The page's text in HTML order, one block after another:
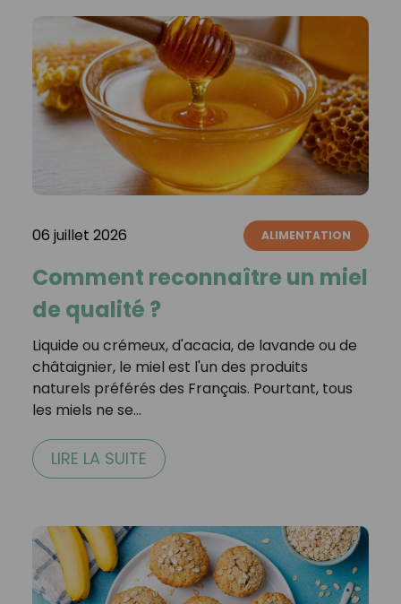
06 juillet 2026 ALIMENTATION
Comment reconnaître un miel
de qualité ?
Liquide ou crémeux, d'acacia, de lavande ou de
châtaignier, le miel est l'un des produits
naturels préférés des Français. Pourtant, tous
les miels ne se…
LIRE LA SUITE